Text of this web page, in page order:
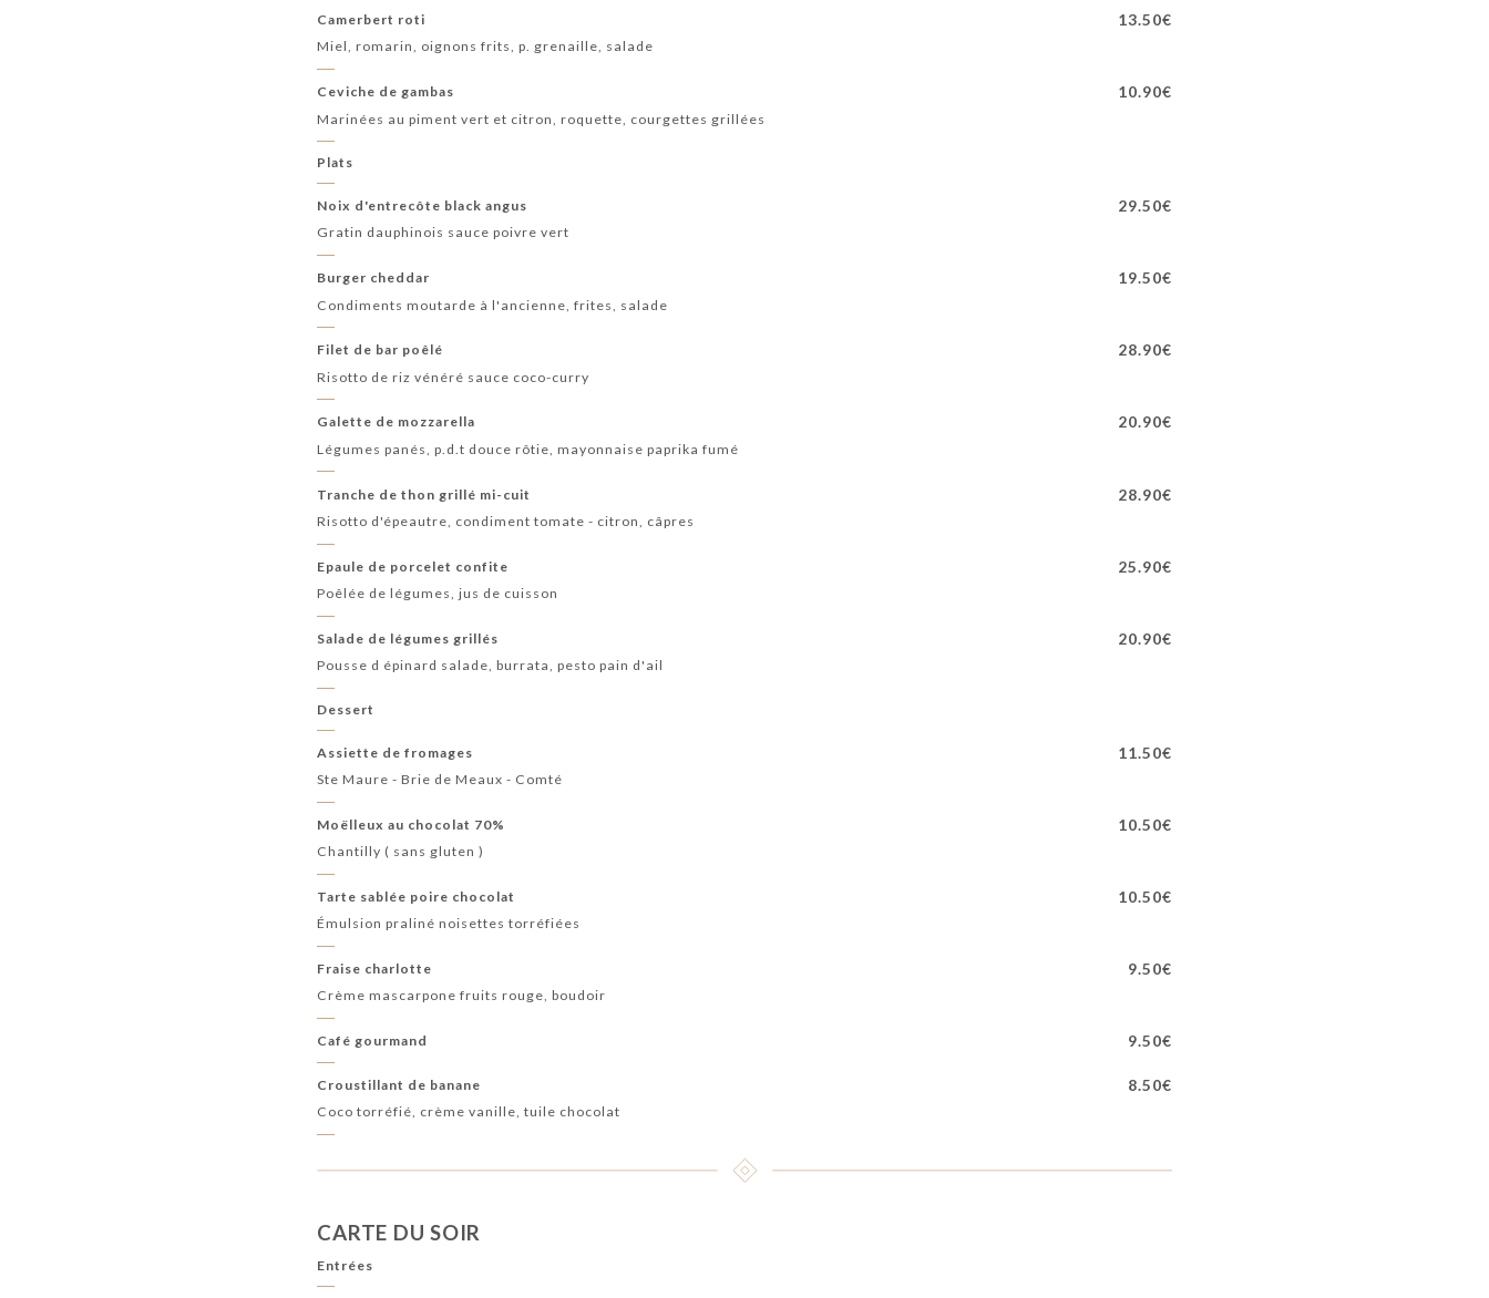
Camerbert roti 13.50€
Miel, romarin, oignons frits, p. grenaille, salade
Ceviche de gambas 10.90€
Marinées au piment vert et citron, roquette, courgettes grillées
Plats
Noix d'entrecôte black angus 29.50€
Gratin dauphinois sauce poivre vert
Burger cheddar 19.50€
Condiments moutarde à l'ancienne, frites, salade
Filet de bar poêlé 28.90€
Risotto de riz vénéré sauce coco-curry
Galette de mozzarella 20.90€
Légumes panés, p.d.t douce rôtie, mayonnaise paprika fumé
Tranche de thon grillé mi-cuit 28.90€
Risotto d'épeautre, condiment tomate - citron, câpres
Epaule de porcelet confite 25.90€
Poêlée de légumes, jus de cuisson
Salade de légumes grillés 20.90€
Pousse d épinard salade, burrata, pesto pain d'ail
Dessert
Assiette de fromages 11.50€
Ste Maure - Brie de Meaux - Comté
Moëlleux au chocolat 70% 10.50€
Chantilly ( sans gluten )
Tarte sablée poire chocolat 10.50€
Émulsion praliné noisettes torréfiées
Fraise charlotte 9.50€
Crème mascarpone fruits rouge, boudoir
Café gourmand 9.50€
Croustillant de banane 8.50€
Coco torréfié, crème vanille, tuile chocolat
CARTE DU SOIR
Entrées